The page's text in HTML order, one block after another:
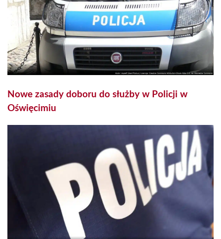
Nowe zasady doboru do służby w Policji w
Oświęcimiu